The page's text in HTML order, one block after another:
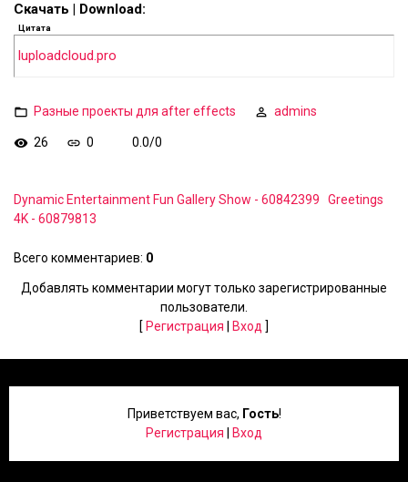
Скачать | Download:
Цитата
luploadcloud.pro
Разные проекты для after effects admins
26 0 0.0/0
Dynamic Entertainment Fun Gallery Show - 60842399
Greetings
4K - 60879813
Всего комментариев: 0
Добавлять комментарии могут только зарегистрированные
пользователи.
[ Регистрация Вход ]
Приветствуем вас, Гость!
Регистрация
Вход